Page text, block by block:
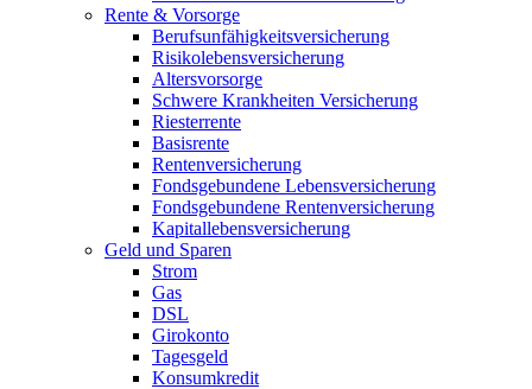
Rente & Vorsorge
Berufs­unfähigkeitsversicherung
Risikolebensversicherung
Altersvorsorge
Schwere Krankheiten Versicherung
Riesterrente
Basisrente
Rentenversicherung
Fondsgebundene Lebensversicherung
Fondsgebundene Rentenversicherung
Kapitallebensversicherung
Geld und Sparen
Strom
Gas
DSL
Girokonto
Tagesgeld
Konsumkredit